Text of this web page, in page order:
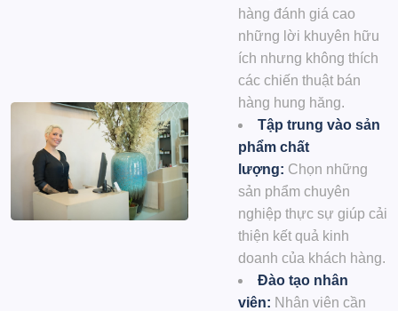
hàng đánh giá cao
những lời khuyên hữu
ích nhưng không thích
các chiến thuật bán
hàng hung hăng.
Tập trung vào sản
phẩm chất
lượng: Chọn những
sản phẩm chuyên
nghiệp thực sự giúp cải
thiện kết quả kinh
doanh của khách hàng.
Đào tạo nhân
viên: Nhân viên cần